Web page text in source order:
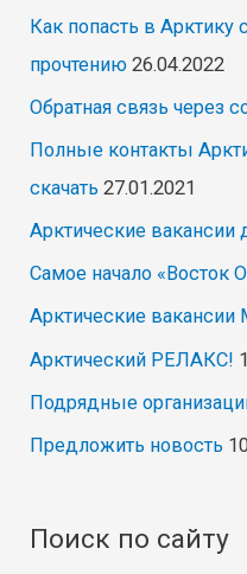
Как попасть в Арктику
прочтению 26.04.2022
Обратная связь через
Полные контакты
скачать 27.01.2021
Арктические вакансии
Самое начало «Восток
Арктические вакансии
Арктический РЕЛАКС!
Подрядные
Предложить новость
Поиск по сайту